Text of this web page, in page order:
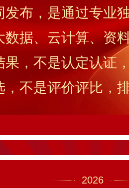
发布，是通过专业
数据、云计算、资
果，不是认定认证
，不是评价评比，
2026